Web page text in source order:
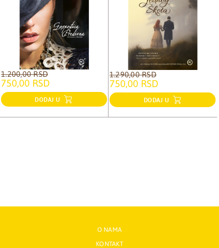
1.200,00 RSD
750,00 RSD
DODAJ U
1.290,00 RSD
750,00 RSD
DODAJ U
O NAMA
KONTAKT